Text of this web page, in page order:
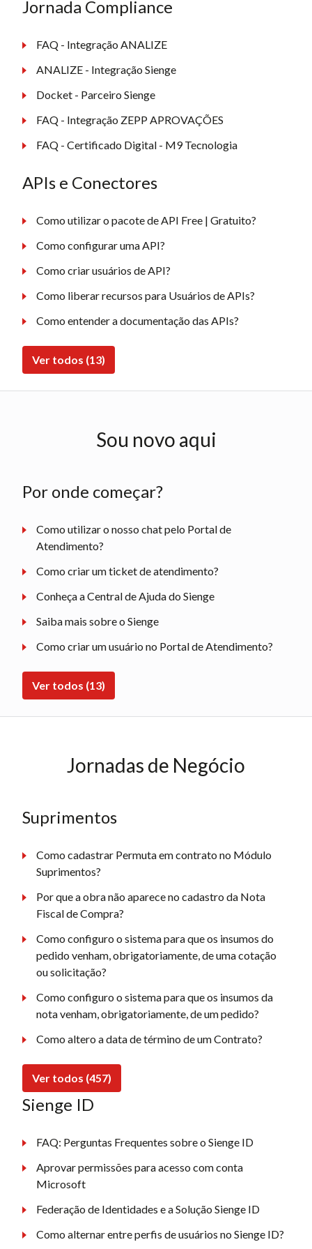
Jornada Compliance
FAQ - Integração ANALIZE
ANALIZE - Integração Sienge
Docket - Parceiro Sienge
FAQ - Integração ZEPP APROVAÇÕES
FAQ - Certificado Digital - M9 Tecnologia
APIs e Conectores
Como utilizar o pacote de API Free | Gratuito?
Como configurar uma API?
Como criar usuários de API?
Como liberar recursos para Usuários de APIs?
Como entender a documentação das APIs?
Ver todos (13)
Sou novo aqui
Por onde começar?
Como utilizar o nosso chat pelo Portal de
Atendimento?
Como criar um ticket de atendimento?
Conheça a Central de Ajuda do Sienge
Saiba mais sobre o Sienge
Como criar um usuário no Portal de Atendimento?
Ver todos (13)
Jornadas de Negócio
Suprimentos
Como cadastrar Permuta em contrato no Módulo
Suprimentos?
Por que a obra não aparece no cadastro da Nota
Fiscal de Compra?
Como configuro o sistema para que os insumos do
pedido venham, obrigatoriamente, de uma cotação
ou solicitação?
Como configuro o sistema para que os insumos da
nota venham, obrigatoriamente, de um pedido?
Como altero a data de término de um Contrato?
Ver todos (457)
Sienge ID
FAQ: Perguntas Frequentes sobre o Sienge ID
Aprovar permissões para acesso com conta
Microsoft
Federação de Identidades e a Solução Sienge ID
Como alternar entre perfis de usuários no Sienge ID?